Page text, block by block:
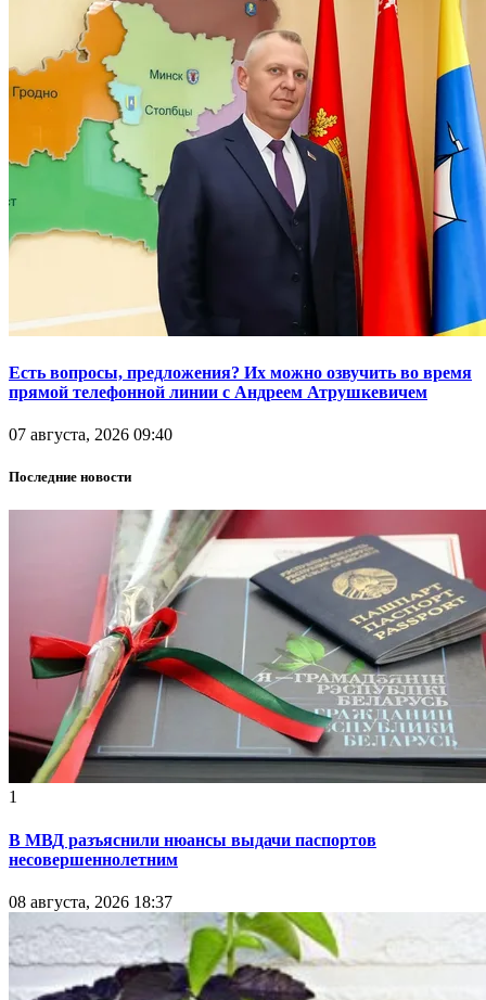
Есть вопросы, предложения? Их можно озвучить во время
прямой телефонной линии с Андреем Атрушкевичем
07 августа, 2026 09:40
Последние новости
1
В МВД разъяснили нюансы выдачи паспортов
несовершеннолетним
08 августа, 2026 18:37